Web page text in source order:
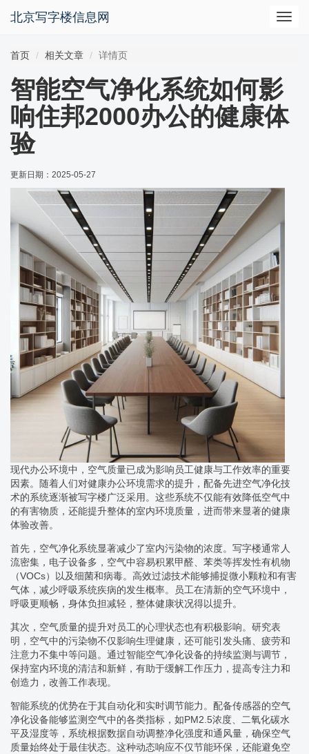
切
北京写字楼信息网
首页 相关文章 详情页
智能空气净化系统如何影
响住邦2000办公的健康体
验
更新日期： 2025-05-27
现代办公环境中，空气质量已成为影响员工健康与工作效率的重要
因素。随着人们对健康办公环境需求的提升，配备先进空气净化技
术的系统逐渐被写字楼广泛采用。这些系统不仅能有效降低空气中
的有害物质，还能提升整体的室内环境质量，进而带来显著的健康
体验改善。
首先，空气净化系统显著减少了室内污染物的浓度。写字楼通常人
流密集，电子设备多，空气中容易积累甲醛、苯类等挥发性有机物
（VOCs）以及细菌和病毒。高效过滤技术能够捕捉微小颗粒和有害
气体，减少呼吸系统疾病的发生概率。员工在清新的空气环境中，
呼吸更顺畅，身体负担减轻，整体健康状况得以提升。
其次，空气质量的提升对员工的心理状态也有积极影响。研究表
明，空气中的污染物不仅影响生理健康，还可能引发头痛、疲劳和
注意力不集中等问题。通过智能空气净化设备的持续监测与调节，
保持室内环境的清洁和新鲜，有助于缓解工作压力，提高专注力和
创造力，改善工作表现。
智能系统的优势在于其自动化和实时调节能力。配备传感器的空气
净化设备能够监测空气中的各类指标，如PM2.5浓度、二氧化碳水
平及湿度等，系统根据数据自动调整净化强度和通风量，确保空气
质量始终处于最佳状态。这种动态响应不仅节能环保，还能避免空